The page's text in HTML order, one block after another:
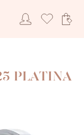
PLATINA